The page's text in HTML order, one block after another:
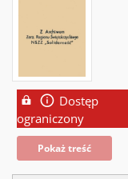
Dostęp
ograniczony
Pokaż treść